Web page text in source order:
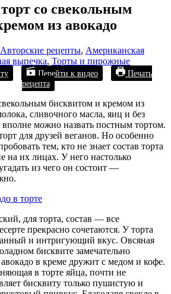
со свекольным
из авокадо
Авторские рецепты, Американская
выпечка, Торты и пирожные
Перейти к видео
Печать
рецепта
бисквитом и кремом из
сливочного масла, яиц и без
можно назвать постным тортом.
для друзей веганов. Но особенно
тем, кто не знает состав торта
на их лицах. У него настолько
из чего он состоит —
для торта, состав — все
прекрасно сочетаются. У торта
и интригующий вкус. Овсяная
бисквите замечательно
в креме дружит с медом и кофе.
в торте яйца, почти не
бисквиту только пушистую и